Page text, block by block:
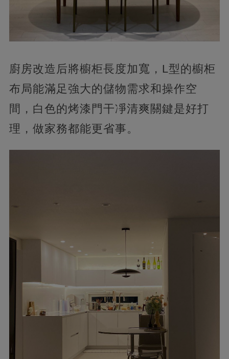
廚房改造后將櫥柜長度加寬，L型的櫥柜
布局能滿足強大的儲物需求和操作空
間，白色的烤漆門干凈清爽關鍵是好打
理，做家務都能更省事。